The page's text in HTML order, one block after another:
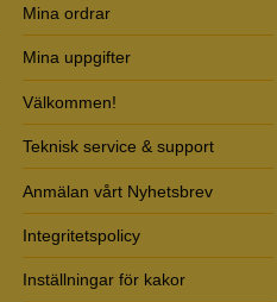
Mina ordrar
Mina uppgifter
Välkommen!
Teknisk service & support
Anmälan vårt Nyhetsbrev
Integritetspolicy
Inställningar för kakor